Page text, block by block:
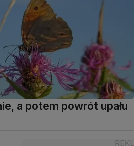
a potem powrót upału